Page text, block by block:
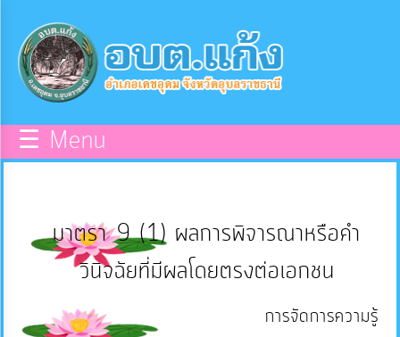
หน้า
หลัก
ข้อมูล
พื้น
บุคลากร
ยุทธศาสตร์
☰ Menu
มาตรา 9 (1) ผลการพิจารณาหรือคำ
วินิจฉัยที่มีผลโดยตรงต่อเอกชน
การจัดการความรู้